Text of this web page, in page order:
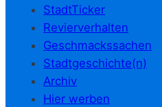
StadtTicker
Revierverhalten
Geschmackssachen
Stadtgeschichte(n)
Archiv
Hier werben